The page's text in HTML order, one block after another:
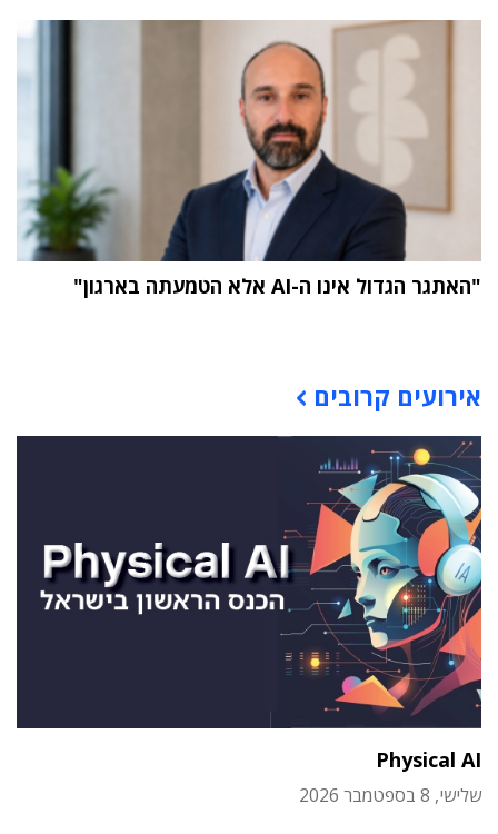
"האתגר הגדול אינו ה-AI אלא הטמעתה בארגון"
אירועים קרובים
Physical AI
שלישי, 8 בספטמבר 2026